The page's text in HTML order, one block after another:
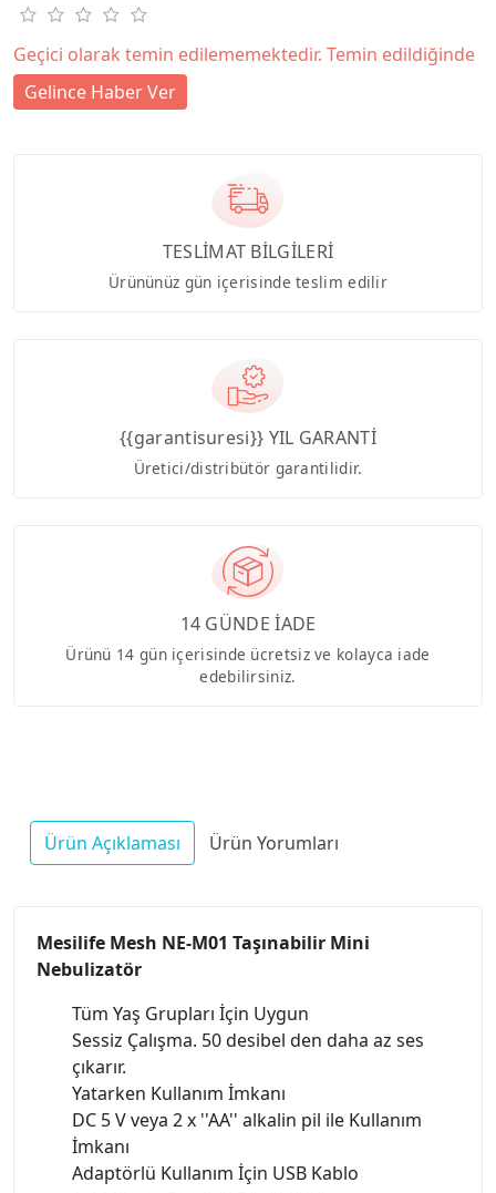
Geçici olarak temin edilememektedir. Temin edildiğinde
Gelince Haber Ver
TESLİMAT BİLGİLERİ
Ürününüz gün içerisinde teslim edilir
{{garantisuresi}} YIL GARANTİ
Üretici/distribütör garantilidir.
14 GÜNDE İADE
Ürünü 14 gün içerisinde ücretsiz ve kolayca iade
edebilirsiniz.
Ürün Açıklaması Ürün Yorumları
Mesilife Mesh NE-M01 Taşınabilir Mini
Nebulizatör
Tüm Yaş Grupları İçin Uygun
Sessiz Çalışma. 50 desibel den daha az ses
çıkarır.
Yatarken Kullanım İmkanı
DC 5 V veya 2 x ''AA'' alkalin pil ile Kullanım
İmkanı
Adaptörlü Kullanım İçin USB Kablo